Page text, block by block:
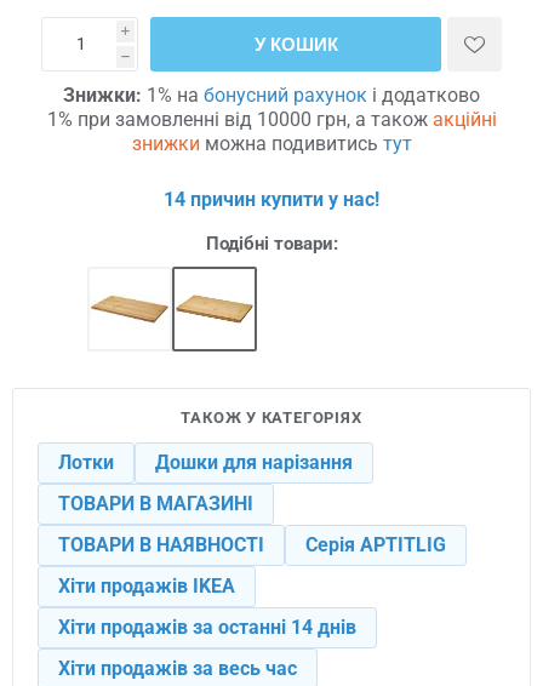
i
h
У КОШИК
Знижки: 1% на бонусний рахунок і додатково
1% при замовленні від 10000 грн, а також акційні
знижки можна подивитись тут
14 причин купити у нас!
Подібні товари:
ТАКОЖ У КАТЕГОРІЯХ
Лотки
Дошки для нарізання
ТОВАРИ В МАГАЗИНІ
ТОВАРИ В НАЯВНОСТІ
Серія APTITLIG
Хіти продажів IKEA
Хіти продажів за останні 14 днів
Хіти продажів за весь час